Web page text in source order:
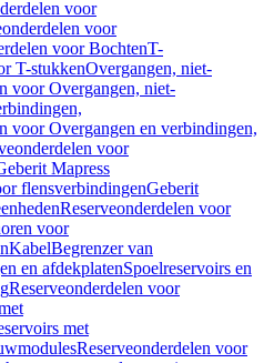
voor
voor
voor BochtenT-
T-stukkenOvergangen, niet-
voor Overgangen, niet-
voor Overgangen en verbindingen,
voor
Mapress
flensverbindingenGeberit
Reserveonderdelen voor
voor
KabelBegrenzer van
en afdekplatenSpoelreservoirs en
Reserveonderdelen voor
met
Reserveonderdelen voor